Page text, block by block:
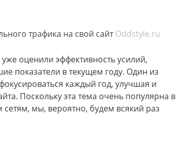
трафика на свой сайт Oddstyle.ru
оценили эффективность усилий,
показатели в текущем году. Один из
каждый год, улучшая и
Поскольку эта тема очень популярна в
мы, вероятно, будем всякий раз